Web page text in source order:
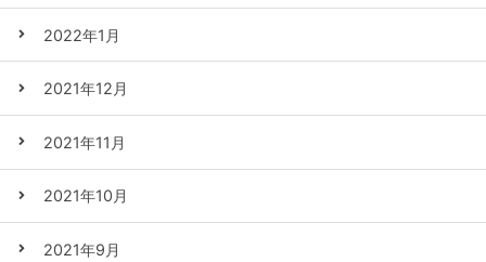
2022年1月
2021年12月
2021年11月
2021年10月
2021年9月